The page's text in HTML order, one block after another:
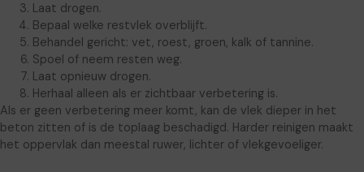
Laat drogen.
Bepaal welke restvlek overblijft.
Behandel gericht: vet, roest, groen, kalk of tannine.
Spoel of neem resten weg.
Laat opnieuw drogen.
Herhaal alleen als er zichtbaar verbetering is.
Als er geen verbetering meer komt, kan de vlek dieper in het
beton zitten of is de toplaag beschadigd. Harder reinigen maakt
het oppervlak dan meestal ruwer, lichter of vlekgevoeliger.